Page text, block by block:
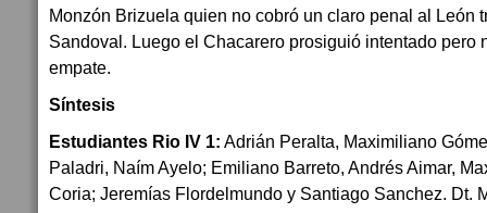
Monzón Brizuela quien no cobró un claro penal al León
Sandoval. Luego el Chacarero prosiguió intentado pero
empate.
Síntesis
Estudiantes Rio IV 1: Adrián Peralta, Maximiliano
Paladri, Naím Ayelo; Emiliano Barreto, Andrés Aimar,
Coria; Jeremías Flordelmundo y Santiago Sanchez. Dt.